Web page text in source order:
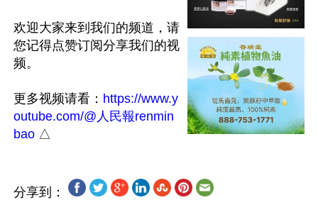
欢迎大家来到我们的频道，请
您记得点赞订阅分享我们的视
频。
更多视频请看： https://www.y
outube.com/@人民報renmin
bao
分享到：